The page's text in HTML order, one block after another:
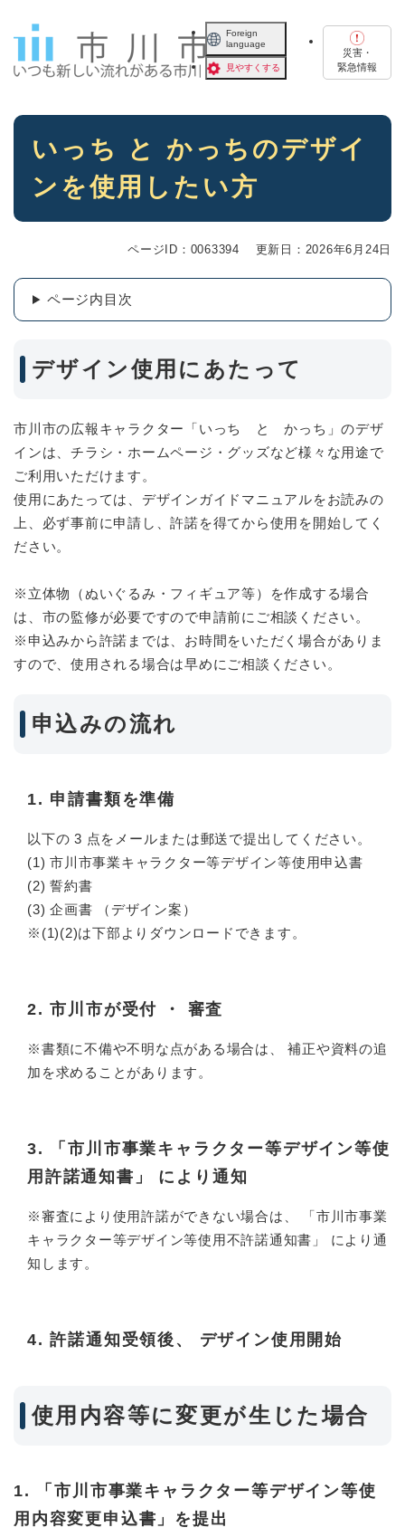
Foreign
language
見やすくする
災害・
緊急情報
本
いっち と かっちのデザイ
ンを使用したい方
ページID：0063394 更新日：2026年6月24日
ページ内目次
デザイン使用にあたって
市川市の広報キャラクター「いっち と かっち」のデザ
インは、チラシ・ホームページ・グッズなど様々な用途で
ご利用いただけます。
使用にあたっては、デザインガイドマニュアルをお読みの
上、必ず事前に申請し、許諾を得てから使用を開始してく
ださい。
※立体物（ぬいぐるみ・フィギュア等）を作成する場合
は、市の監修が必要ですので申請前にご相談ください。
※申込みから許諾までは、お時間をいただく場合がありま
すので、使用される場合は早めにご相談ください。
申込みの流れ
1. 申請書類を準備
​以下の 3 点をメールまたは郵送で提出してください。
(1) 市川市事業キャラクター等デザイン等使用申込書
(2) 誓約書
(3) 企画書 （デザイン案）
※(1)(2)は下部よりダウンロードできます。
2. 市川市が受付 ・ 審査
※書類に不備や不明な点がある場合は、 補正や資料の追
加を求めることがあります。
3. 「市川市事業キャラクター等デザイン等使
用許諾通知書」 により通知
※審査により使用許諾ができない場合は、 「市川市事業
キャラクター等デザイン等使用不許諾通知書」 により通
知します。
4. 許諾通知受領後、 デザイン使用開始
使用内容等に変更が生じた場合
1. 「市川市事業キャラクター等デザイン等使
用内容変更申込書」を提出